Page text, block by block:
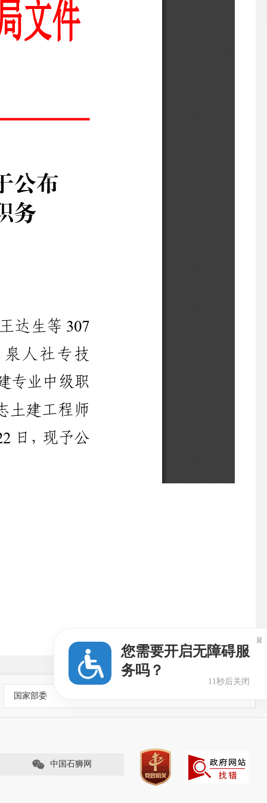
国家部委
中国石狮网
您需要开启无障碍服
务吗？
10秒后关闭
